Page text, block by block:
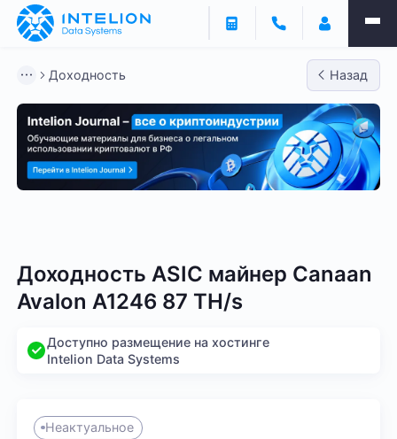
Доходность Назад
Доходность ASIC майнер Canaan
Avalon A1246 87 TH/s
Доступно размещение на хостинге
Intelion Data Systems
Неактуальное